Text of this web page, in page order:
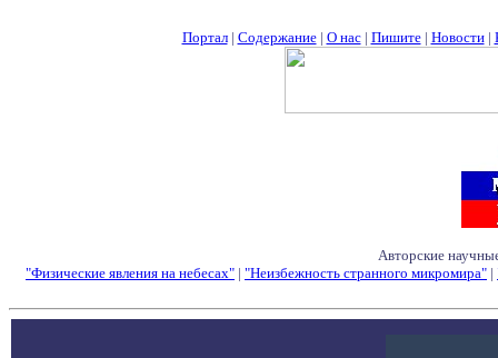
Портал| Содержание| О нас| Пишите| Новости|
Авторские
"Физические явления на небесах" | "Неизбежность странного микромира" |